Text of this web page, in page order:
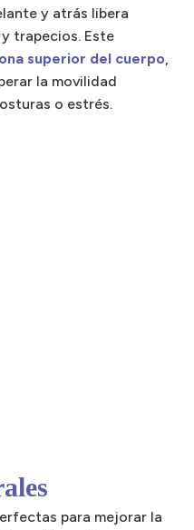
y atrás libera
trapecios. Este
superior del cuerpo,
la movilidad
o estrés.
para mejorar la